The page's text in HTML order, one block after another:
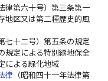
律第六十号）第三条第一
地区又は第二種歴史的風
七十二号）第五条の規定
規定による特別緑地保全
による緑化地域
律 （昭和四十一年法律第